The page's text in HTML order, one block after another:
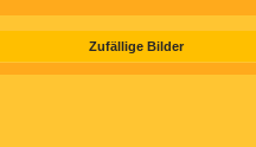
Zufällige Bilder